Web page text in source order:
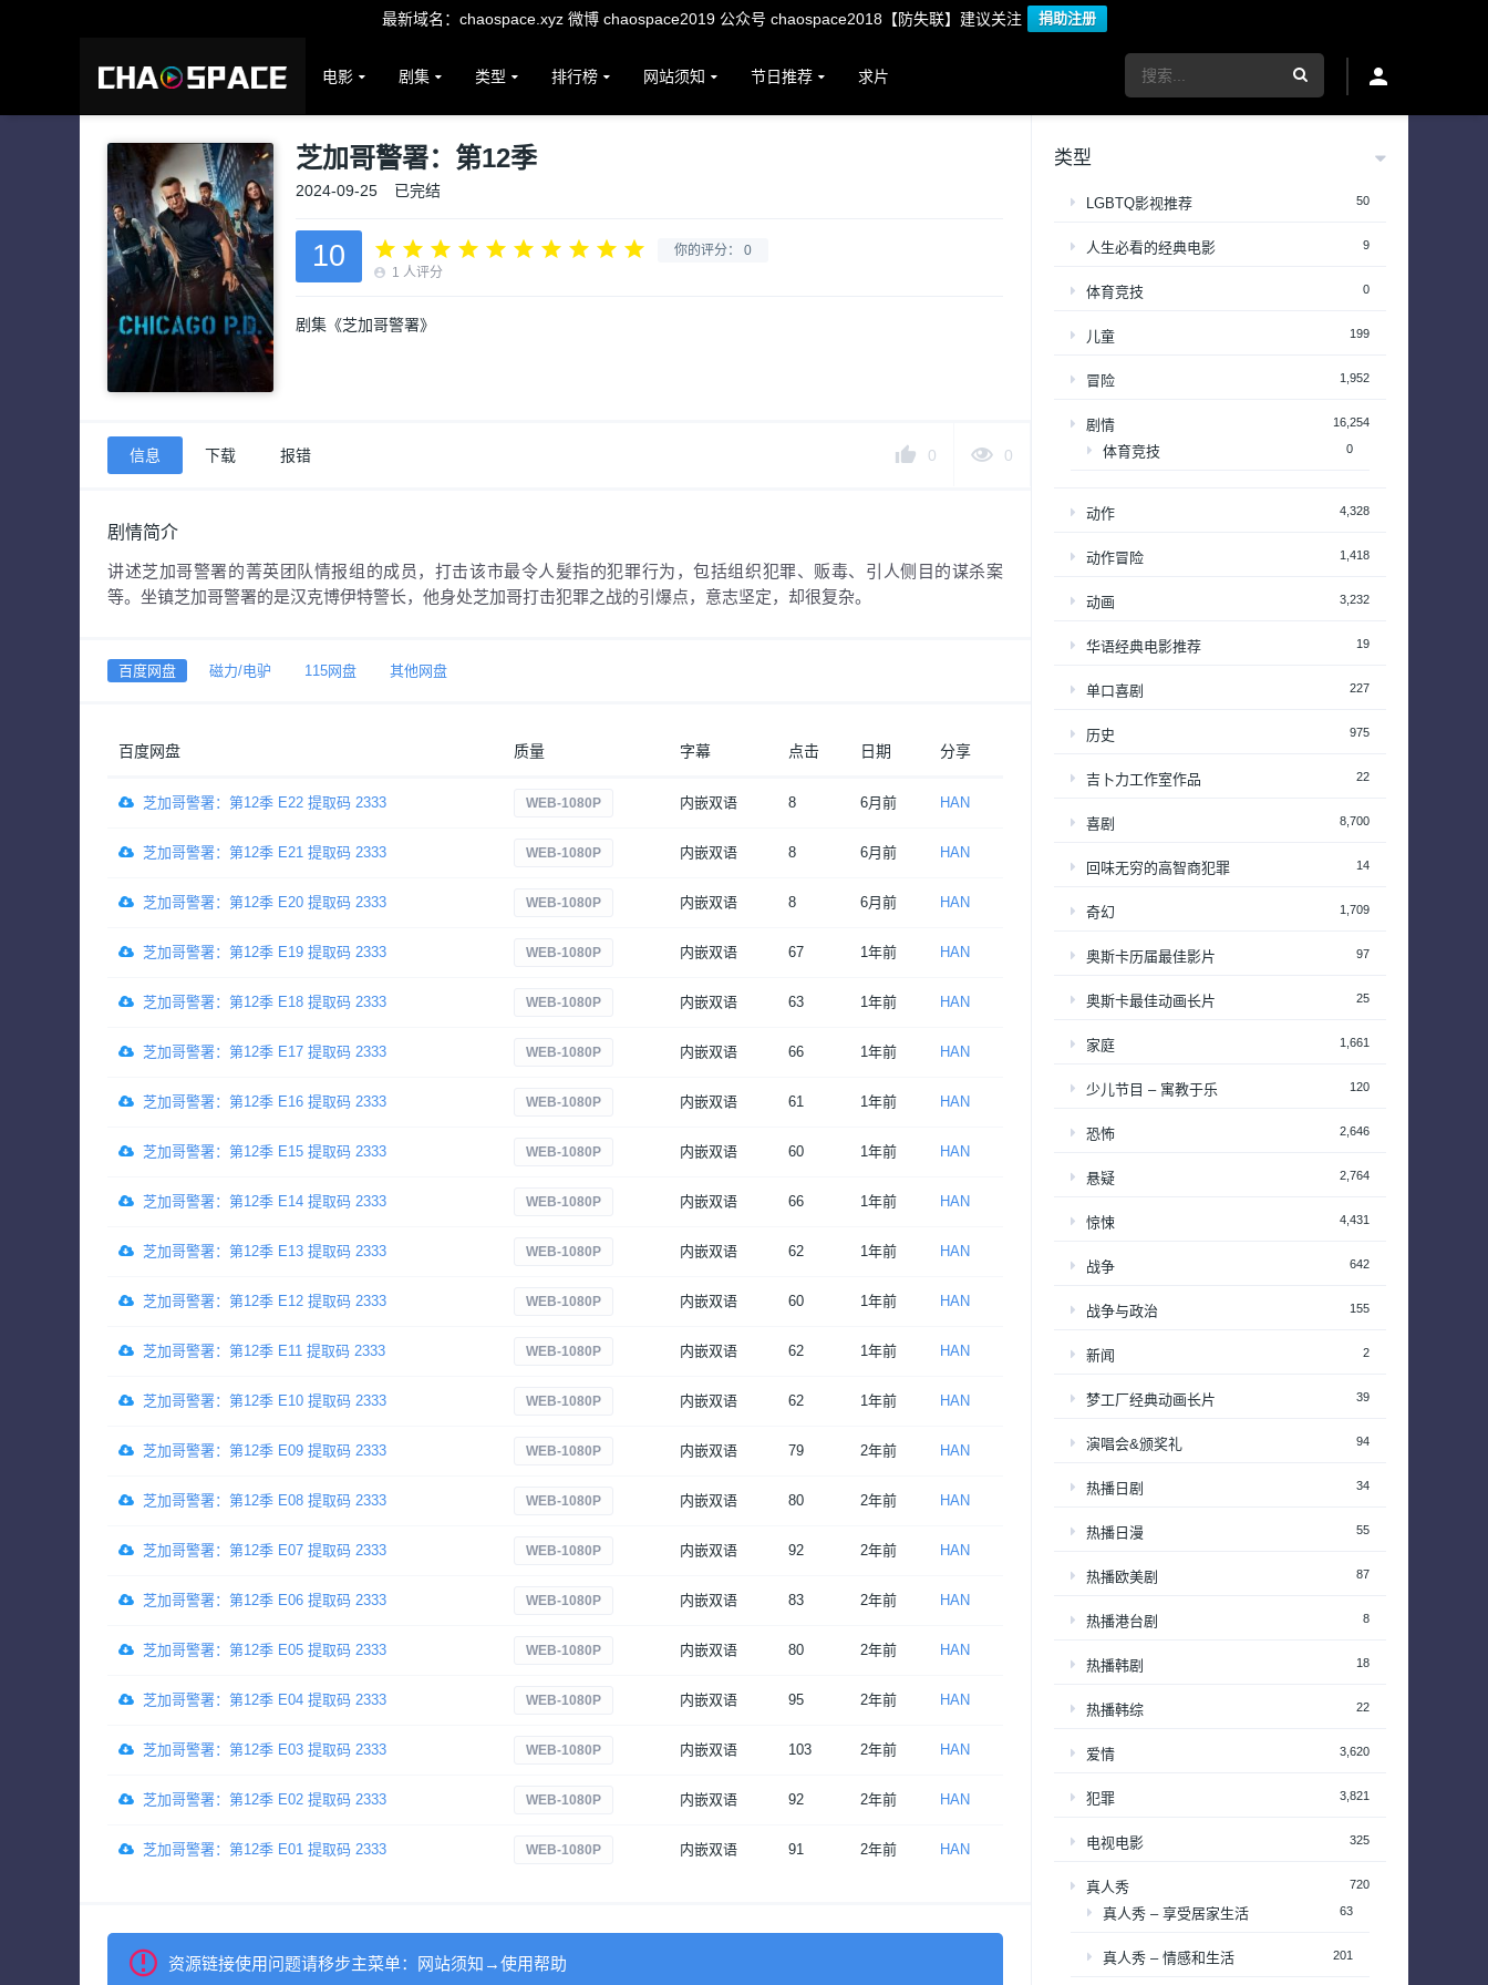
最新域名：chaospace.xyz 微博 chaospace2019 公众号 chaospace2018【防失联】建议关注 捐助注册
电影 剧集 类型 排行榜 网站须知 节日推荐 求片
芝加哥警署：第12季
2024-09-25 已完结
你的评分： 0
10 1 人评分
剧集《芝加哥警署》
0 0
信息 下载 报错
剧情简介
讲述芝加哥警署的菁英团队情报组的成员，打击该市最令人髮指的犯罪行为，包括组织犯罪、贩毒、引人侧目的谋杀案
等。坐镇芝加哥警署的是汉克博伊特警长，他身处芝加哥打击犯罪之战的引爆点，意志坚定，却很复杂。
百度网盘 磁力/电驴 115网盘 其他网盘
百度网盘 质量 字幕 点击 日期 分享
芝加哥警署：第12季 E22 提取码 2333 WEB-1080P 内嵌双语 8 6月前 HAN
芝加哥警署：第12季 E21 提取码 2333 WEB-1080P 内嵌双语 8 6月前 HAN
芝加哥警署：第12季 E20 提取码 2333 WEB-1080P 内嵌双语 8 6月前 HAN
芝加哥警署：第12季 E19 提取码 2333 WEB-1080P 内嵌双语 67 1年前 HAN
芝加哥警署：第12季 E18 提取码 2333 WEB-1080P 内嵌双语 63 1年前 HAN
芝加哥警署：第12季 E17 提取码 2333 WEB-1080P 内嵌双语 66 1年前 HAN
芝加哥警署：第12季 E16 提取码 2333 WEB-1080P 内嵌双语 61 1年前 HAN
芝加哥警署：第12季 E15 提取码 2333 WEB-1080P 内嵌双语 60 1年前 HAN
芝加哥警署：第12季 E14 提取码 2333 WEB-1080P 内嵌双语 66 1年前 HAN
芝加哥警署：第12季 E13 提取码 2333 WEB-1080P 内嵌双语 62 1年前 HAN
芝加哥警署：第12季 E12 提取码 2333 WEB-1080P 内嵌双语 60 1年前 HAN
芝加哥警署：第12季 E11 提取码 2333 WEB-1080P 内嵌双语 62 1年前 HAN
芝加哥警署：第12季 E10 提取码 2333 WEB-1080P 内嵌双语 62 1年前 HAN
芝加哥警署：第12季 E09 提取码 2333 WEB-1080P 内嵌双语 79 2年前 HAN
芝加哥警署：第12季 E08 提取码 2333 WEB-1080P 内嵌双语 80 2年前 HAN
芝加哥警署：第12季 E07 提取码 2333 WEB-1080P 内嵌双语 92 2年前 HAN
芝加哥警署：第12季 E06 提取码 2333 WEB-1080P 内嵌双语 83 2年前 HAN
芝加哥警署：第12季 E05 提取码 2333 WEB-1080P 内嵌双语 80 2年前 HAN
芝加哥警署：第12季 E04 提取码 2333 WEB-1080P 内嵌双语 95 2年前 HAN
芝加哥警署：第12季 E03 提取码 2333 WEB-1080P 内嵌双语 103 2年前 HAN
芝加哥警署：第12季 E02 提取码 2333 WEB-1080P 内嵌双语 92 2年前 HAN
芝加哥警署：第12季 E01 提取码 2333 WEB-1080P 内嵌双语 91 2年前 HAN
资源链接使用问题请移步主菜单：网站须知→使用帮助
类型
LGBTQ影视推荐 50
人生必看的经典电影 9
体育竞技 0
儿童 199
冒险 1,952
剧情 16,254
体育竞技 0
动作 4,328
动作冒险 1,418
动画 3,232
华语经典电影推荐 19
单口喜剧 227
历史 975
吉卜力工作室作品 22
喜剧 8,700
回味无穷的高智商犯罪 14
奇幻 1,709
奥斯卡历届最佳影片 97
奥斯卡最佳动画长片 25
家庭 1,661
少儿节目 – 寓教于乐 120
恐怖 2,646
悬疑 2,764
惊悚 4,431
战争 642
战争与政治 155
新闻 2
梦工厂经典动画长片 39
演唱会&颁奖礼 94
热播日剧 34
热播日漫 55
热播欧美剧 87
热播港台剧 8
热播韩剧 18
热播韩综 22
爱情 3,620
犯罪 3,821
电视电影 325
真人秀 720
真人秀 – 享受居家生活 63
真人秀 – 情感和生活 201